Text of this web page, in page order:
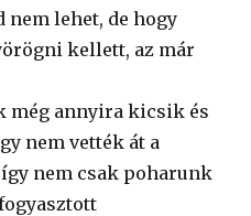
lehet, de hogy
kellett, az már
még annyira kicsik és
nem vették át a
nem csak poharunk